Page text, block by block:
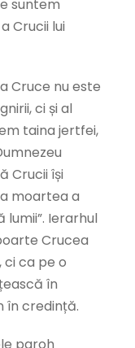
suntem
Crucii lui
Cruce nu este
ci și al
taina jertfei,
Crucii își
moartea a
Ierarhul
Crucea
ci ca pe o
în
în credință.
paroh